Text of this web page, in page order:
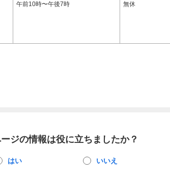
午前10時〜午後7時 無休
ジの情報は役に立ちましたか？
はい いいえ